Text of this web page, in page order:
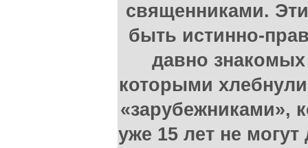
священниками.
быть истинно-
давно
которыми
«зарубежниками»,
уже 15 лет не